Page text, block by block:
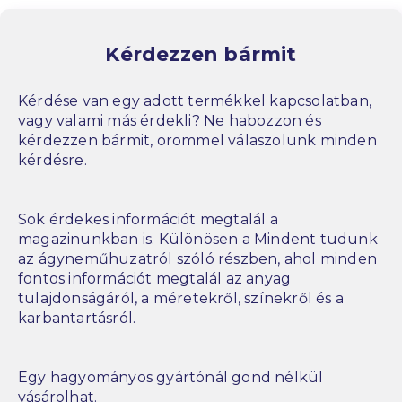
Kérdezzen bármit
Kérdése van egy adott termékkel kapcsolatban,
vagy valami más érdekli? Ne habozzon és
kérdezzen bármit, örömmel válaszolunk minden
kérdésre.
Sok érdekes információt megtalál a
magazinunkban is. Különösen a Mindent tudunk
az ágyneműhuzatról szóló részben, ahol minden
fontos információt megtalál az anyag
tulajdonságáról, a méretekről, színekről és a
karbantartásról.
Egy hagyományos gyártónál gond nélkül
vásárolhat.